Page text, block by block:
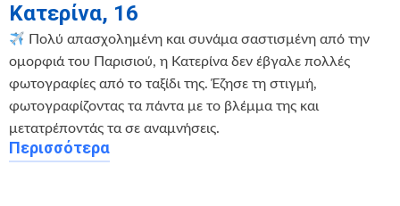
Κατερίνα, 16
Πολύ απασχολημένη και συνάμα σαστισμένη από την
ομορφιά του Παρισιού, η Κατερίνα δεν έβγαλε πολλές
φωτογραφίες από το ταξίδι της. Έζησε τη στιγμή,
φωτογραφίζοντας τα πάντα με το βλέμμα της και
μετατρέποντάς τα σε αναμνήσεις.
Περισσότερα